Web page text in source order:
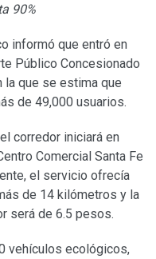
90%
informó que entró en
Público Concesionado
la que se estima que
de 49,000 usuarios.
corredor iniciará en
Comercial Santa Fe
el servicio ofrecía
de 14 kilómetros y la
será de 6.5 pesos.
vehículos ecológicos,